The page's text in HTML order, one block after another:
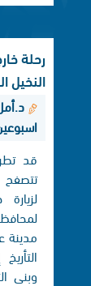
رحلة
النخيل
قد
تتصفح
مدينة
وبنی